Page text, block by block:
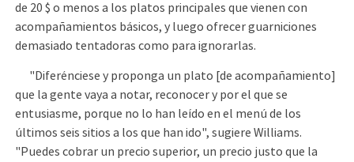
de 20 $ o menos a los platos principales que vienen con
acompañamientos básicos, y luego ofrecer guarniciones
demasiado tentadoras como para ignorarlas.
"Diferénciese y proponga un plato [de acompañamiento]
que la gente vaya a notar, reconocer y por el que se
entusiasme, porque no lo han leído en el menú de los
últimos seis sitios a los que han ido", sugiere Williams.
"Puedes cobrar un precio superior, un precio justo que la